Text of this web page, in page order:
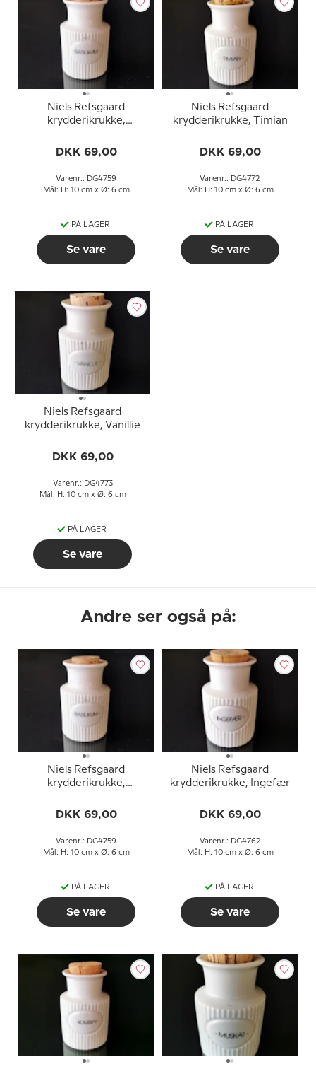
Niels Refsgaard
krydderikrukke,
DKK 69,00
Varenr.: DG4759
Mål: H: 10 cm x Ø: 6 cm
PÅ LAGER
Se vare
Niels Refsgaard
krydderikrukke, Timian
DKK 69,00
Varenr.: DG4772
Mål: H: 10 cm x Ø: 6 cm
PÅ LAGER
Se vare
Niels Refsgaard
krydderikrukke, Vanillie
DKK 69,00
Varenr.: DG4773
Mål: H: 10 cm x Ø: 6 cm
PÅ LAGER
Se vare
Andre ser også på:
Niels Refsgaard
krydderikrukke,
DKK 69,00
Varenr.: DG4759
Mål: H: 10 cm x Ø: 6 cm
PÅ LAGER
Se vare
Niels Refsgaard
krydderikrukke, Ingefær
DKK 69,00
Varenr.: DG4762
Mål: H: 10 cm x Ø: 6 cm
PÅ LAGER
Se vare